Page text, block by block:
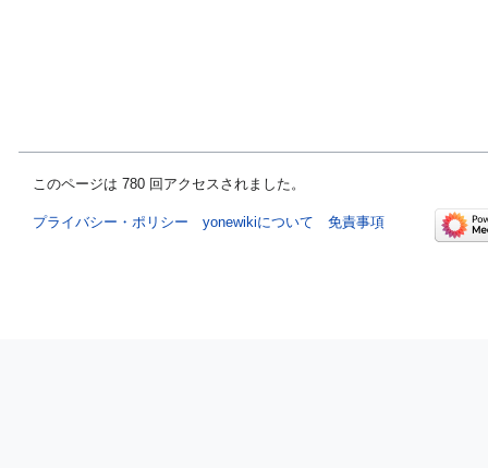
このページは 780 回アクセスされました。
プライバシー・ポリシー yonewikiについて 免責事項